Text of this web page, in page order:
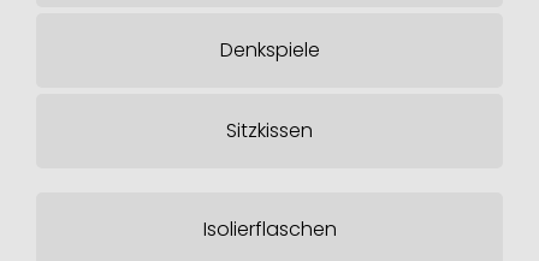
Denkspiele
Sitzkissen
Isolierflaschen